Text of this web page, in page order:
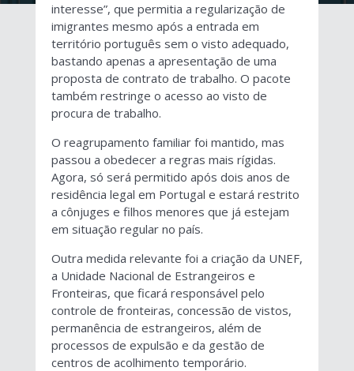
interesse”, que permitia a regularização de
imigrantes mesmo após a entrada em
território português sem o visto adequado,
bastando apenas a apresentação de uma
proposta de contrato de trabalho. O pacote
também restringe o acesso ao visto de
procura de trabalho.
O reagrupamento familiar foi mantido, mas
passou a obedecer a regras mais rígidas.
Agora, só será permitido após dois anos de
residência legal em Portugal e estará restrito
a cônjuges e filhos menores que já estejam
em situação regular no país.
Outra medida relevante foi a criação da UNEF,
a Unidade Nacional de Estrangeiros e
Fronteiras, que ficará responsável pelo
controle de fronteiras, concessão de vistos,
permanência de estrangeiros, além de
processos de expulsão e da gestão de
centros de acolhimento temporário.